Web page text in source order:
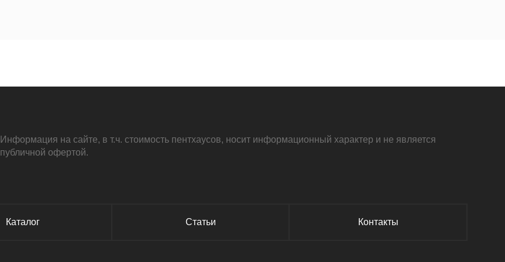
Информация на сайте, в т.ч. стоимость пентхаусов, носит информационный характер и не является
публичной офертой.
Каталог Статьи Контакты